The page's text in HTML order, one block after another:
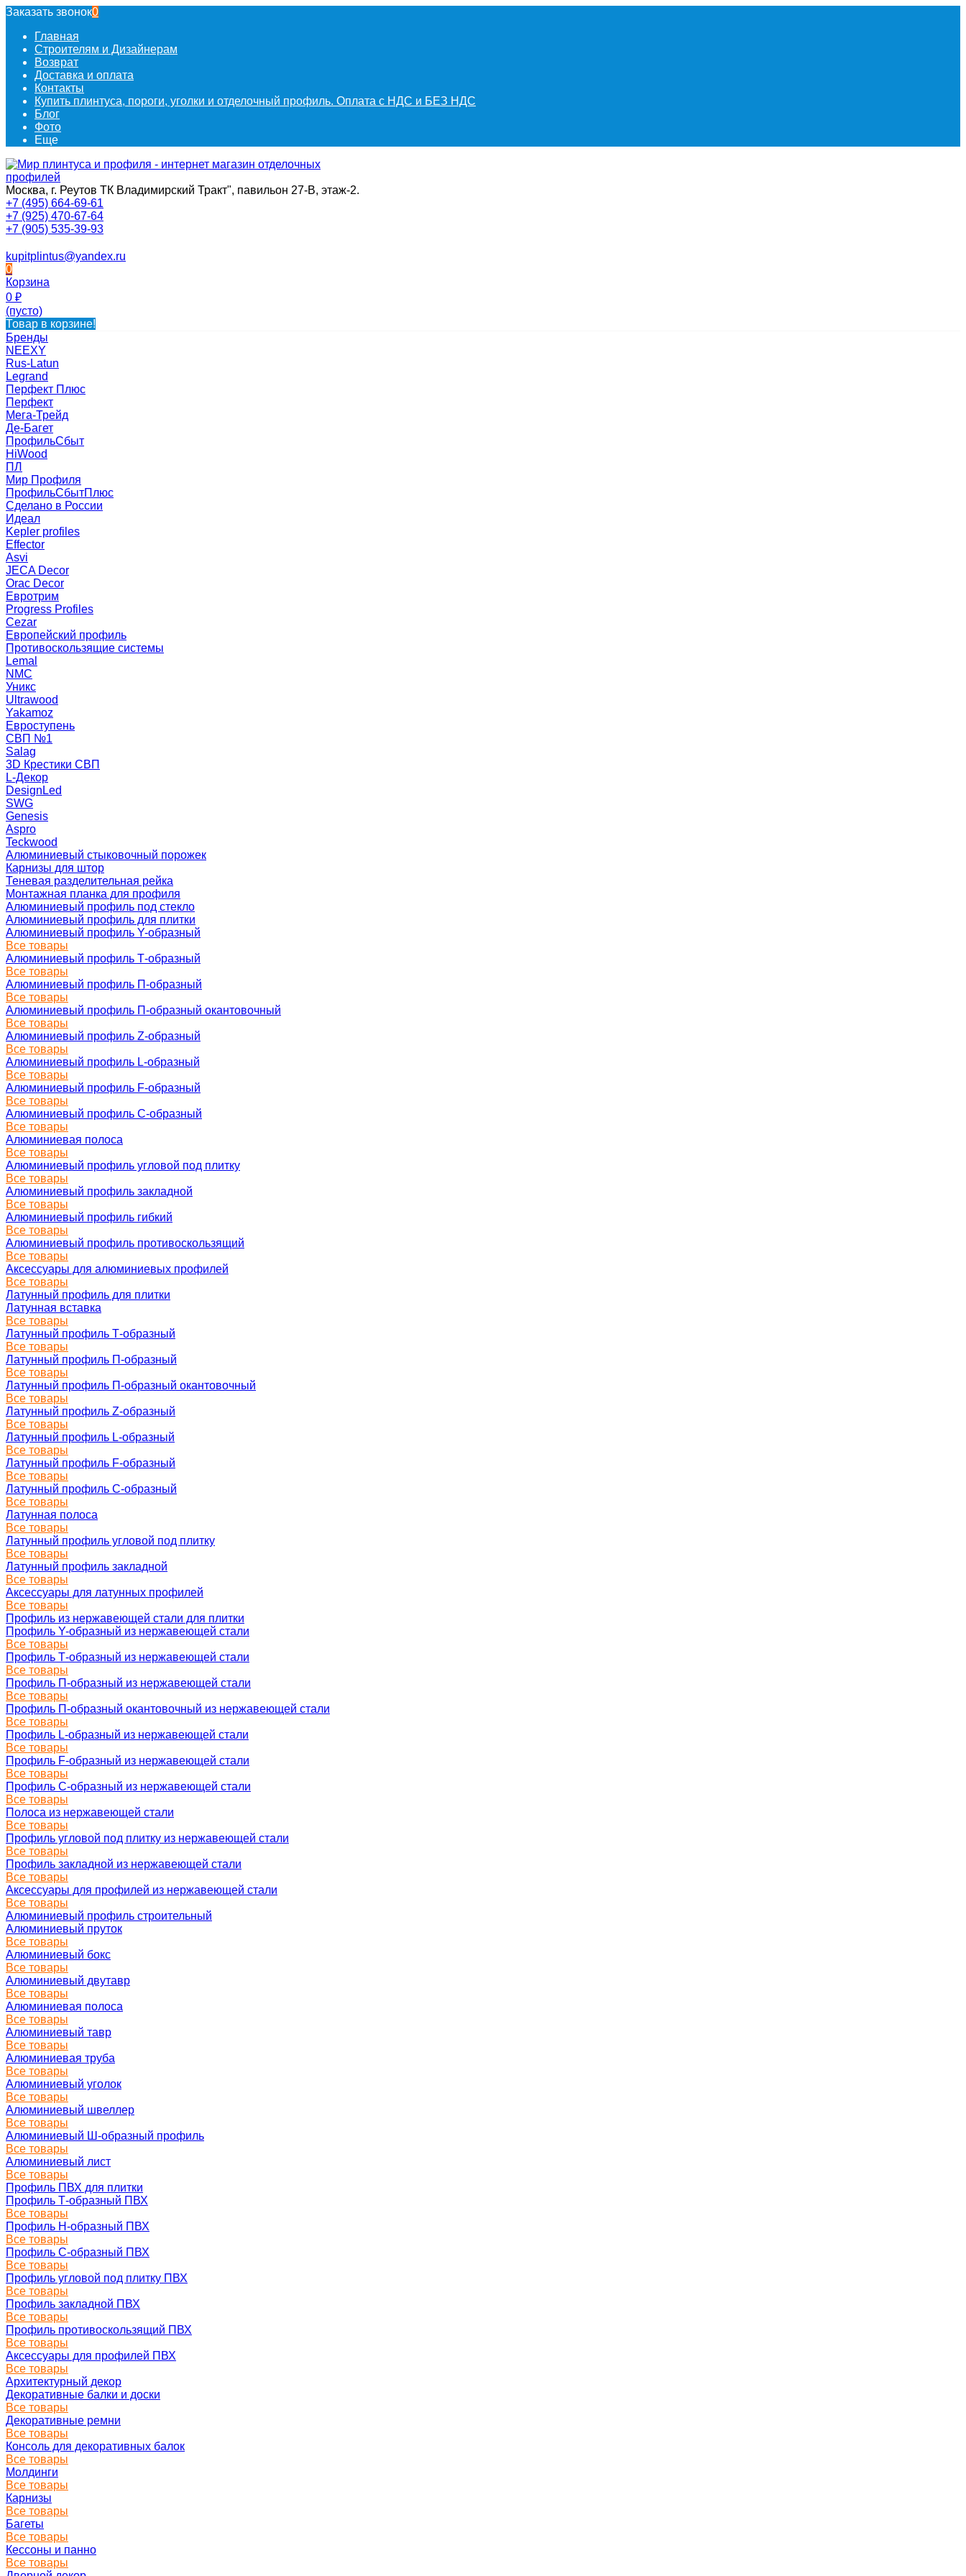
Заказать звонок0
Главная
Строителям и Дизайнерам
Возврат
Доставка и оплата
Контакты
Купить плинтуса, пороги, уголки и отделочный профиль. Оплата с НДС и БЕЗ НДС
Блог
Фото
Еще
Москва, г. Реутов ТК Владимирский Тракт", павильон 27-В, этаж-2.
+7 (495) 664-69-61
+7 (925) 470-67-64
+7 (905) 535-39-93
kupitplintus@yandex.ru
0
Корзина
0 ₽
(пусто)
Товар в корзине!
Бренды
NEEXY
Rus-Latun
Legrand
Перфект Плюс
Перфект
Мега-Трейд
Де-Багет
ПрофильСбыт
HiWood
ПЛ
Мир Профиля
ПрофильСбытПлюс
Сделано в России
Идеал
Kepler profiles
Effector
Asvi
JECA Decor
Orac Decor
Евротрим
Progress Profiles
Cezar
Европейский профиль
Противоскользящие системы
Lemal
NMC
Уникс
Ultrawood
Yakamoz
Евроступень
СВП №1
Salag
3D Крестики СВП
L-Декор
DesignLed
SWG
Genesis
Aspro
Teckwood
Алюминиевый стыковочный порожек
Карнизы для штор
Теневая разделительная рейка
Монтажная планка для профиля
Алюминиевый профиль под стекло
Алюминиевый профиль для плитки
Алюминиевый профиль Y-образный
Все товары
Алюминиевый профиль Т-образный
Все товары
Алюминиевый профиль П-образный
Все товары
Алюминиевый профиль П-образный окантовочный
Все товары
Алюминиевый профиль Z-образный
Все товары
Алюминиевый профиль L-образный
Все товары
Алюминиевый профиль F-образный
Все товары
Алюминиевый профиль C-образный
Все товары
Алюминиевая полоса
Все товары
Алюминиевый профиль угловой под плитку
Все товары
Алюминиевый профиль закладной
Все товары
Алюминиевый профиль гибкий
Все товары
Алюминиевый профиль противоскользящий
Все товары
Аксессуары для алюминиевых профилей
Все товары
Латунный профиль для плитки
Латунная вставка
Все товары
Латунный профиль Т-образный
Все товары
Латунный профиль П-образный
Все товары
Латунный профиль П-образный окантовочный
Все товары
Латунный профиль Z-образный
Все товары
Латунный профиль L-образный
Все товары
Латунный профиль F-образный
Все товары
Латунный профиль C-образный
Все товары
Латунная полоса
Все товары
Латунный профиль угловой под плитку
Все товары
Латунный профиль закладной
Все товары
Аксессуары для латунных профилей
Все товары
Профиль из нержавеющей стали для плитки
Профиль Y-образный из нержавеющей стали
Все товары
Профиль Т-образный из нержавеющей стали
Все товары
Профиль П-образный из нержавеющей стали
Все товары
Профиль П-образный окантовочный из нержавеющей стали
Все товары
Профиль L-образный из нержавеющей стали
Все товары
Профиль F-образный из нержавеющей стали
Все товары
Профиль C-образный из нержавеющей стали
Все товары
Полоса из нержавеющей стали
Все товары
Профиль угловой под плитку из нержавеющей стали
Все товары
Профиль закладной из нержавеющей стали
Все товары
Аксессуары для профилей из нержавеющей стали
Все товары
Алюминиевый профиль строительный
Алюминиевый пруток
Все товары
Алюминиевый бокс
Все товары
Алюминиевый двутавр
Все товары
Алюминиевая полоса
Все товары
Алюминиевый тавр
Все товары
Алюминиевая труба
Все товары
Алюминиевый уголок
Все товары
Алюминиевый швеллер
Все товары
Алюминиевый Ш-образный профиль
Все товары
Алюминиевый лист
Все товары
Профиль ПВХ для плитки
Профиль Т-образный ПВХ
Все товары
Профиль H-образный ПВХ
Все товары
Профиль C-образный ПВХ
Все товары
Профиль угловой под плитку ПВХ
Все товары
Профиль закладной ПВХ
Все товары
Профиль противоскользящий ПВХ
Все товары
Аксессуары для профилей ПВХ
Все товары
Архитектурный декор
Декоративные балки и доски
Все товары
Декоративные ремни
Все товары
Консоль для декоративных балок
Все товары
Молдинги
Все товары
Карнизы
Все товары
Багеты
Все товары
Кессоны и панно
Все товары